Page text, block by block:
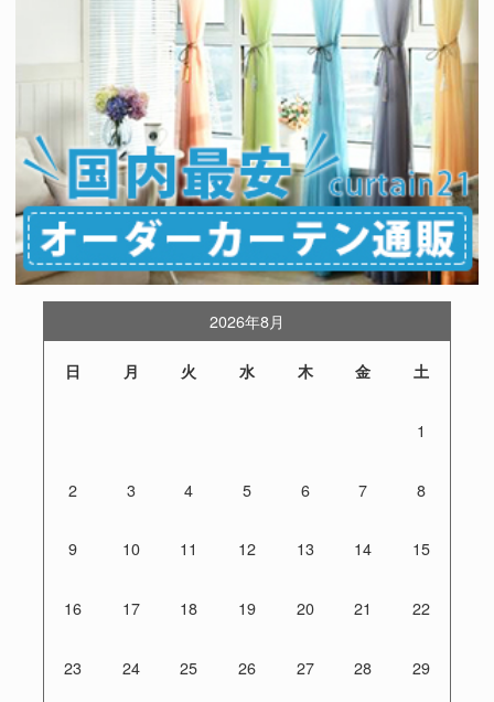
2026年8月
日 月 火 水 木 金 土
1
2 3 4 5 6 7 8
9 10 11 12 13 14 15
16 17 18 19 20 21 22
23 24 25 26 27 28 29